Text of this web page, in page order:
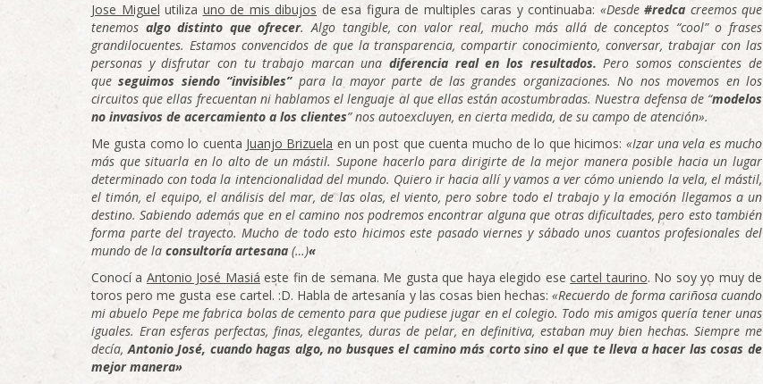
Jose Miguel utiliza uno de mis dibujos de esa figura de multiples caras y continuaba: «Desde #redca creemos que
tenemos algo distinto que ofrecer. Algo tangible, con valor real, mucho más allá de conceptos “cool” o frases
grandilocuentes. Estamos convencidos de que la transparencia, compartir conocimiento, conversar, trabajar con las
personas y disfrutar con tu trabajo marcan una diferencia real en los resultados.Pero somos conscientes de
queseguimos siendo “invisibles”para la mayor parte de las grandes organizaciones. No nos movemos en los
circuitos que ellas frecuentan ni hablamos el lenguaje al que ellas están acostumbradas. Nuestra defensa de “modelos
no invasivos de acercamiento a los clientes” nos autoexcluyen, en cierta medida, de su campo de atención».
Me gusta como lo cuenta Juanjo Brizuela en un post que cuenta mucho de lo que hicimos: «Izar una vela es mucho
más que situarla en lo alto de un mástil. Supone hacerlo para dirigirte de la mejor manera posible hacia un lugar
determinado con toda la intencionalidad del mundo. Quiero ir hacia allí y vamos a ver cómo uniendo la vela, el mástil,
el timón, el equipo, el análisis del mar, de las olas, el viento, pero sobre todo el trabajo y la emoción llegamos a un
destino. Sabiendo además que en el camino nos podremos encontrar alguna que otras dificultades, pero esto también
forma parte del trayecto. Mucho de todo esto hicimos este pasado viernes y sábado unos cuantos profesionales del
mundo de la consultoría artesana (…)«
Conocí a Antonio José Masiá este fin de semana. Me gusta que haya elegido esecartel taurino. No soy yo muy de
toros pero me gusta ese cartel. :D. Habla de artesanía y las cosas bien hechas:«Recuerdo de forma cariñosa cuando
mi abuelo Pepe me fabrica bolas de cemento para que pudiese jugar en el colegio. Todo mis amigos quería tener unas
iguales. Eran esferas perfectas, finas, elegantes, duras de pelar, en definitiva, estaban muy bien hechas. Siempre me
decía,Antonio José, cuando hagas algo, no busques el camino más corto sino el que te lleva a hacer las cosas de
mejor manera»